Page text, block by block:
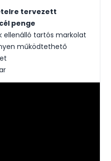
tervezett
penge
ellenálló tartós markolat
működtethető